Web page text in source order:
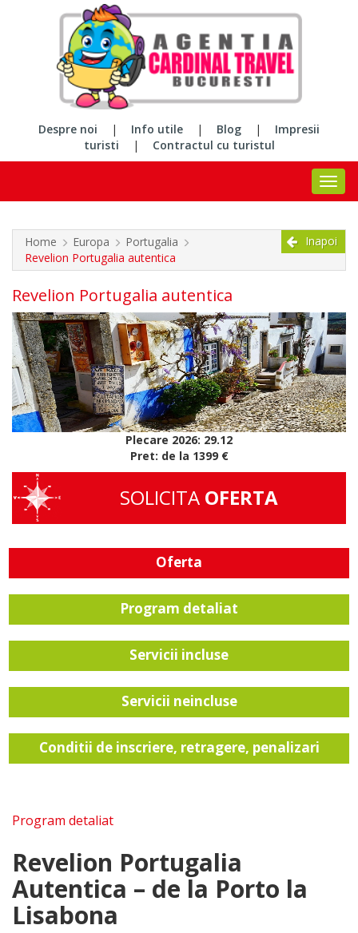
Despre noi | Info utile | Blog |
Impresii
turisti
| Contractul cu turistul
Home Europa
Portugalia
Revelion Portugalia autentica
Inapoi
Revelion Portugalia autentica
Plecare 2026: 29.12
Pret: de la 1399 €
SOLICITA OFERTA
Oferta
Program detaliat
Servicii incluse
Servicii neincluse
Conditii de inscriere, retragere, penalizari
Program detaliat
Revelion Portugalia
Autentica – de la Porto la
Lisabona